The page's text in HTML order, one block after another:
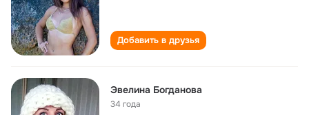
Добавить в друзья
Эвелина Богданова
34 года